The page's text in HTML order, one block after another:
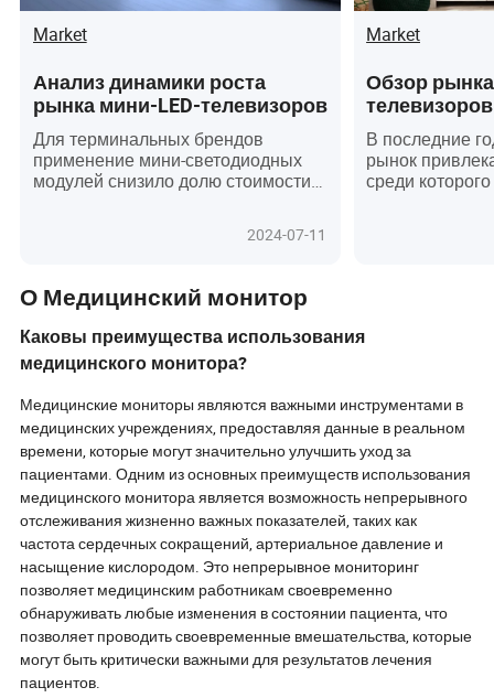
Market
Анализ динамики роста
рынка мини-LED-телевизоров
Для терминальных брендов
применение мини-светодиодных
модулей снизило долю стоимости
светодиодных телевизоров
традиционных ЖК-телевизоров.
Стоимость модулей подсветки все
еще имеет достаточно места для
снижения, и у терминалов есть
сильное желание запускать новые
цепочки стоимость мини-
светодиодных модулей подсветки
намного выше, чем у традиционных
модулей подсветки. Процветание
терминалов может быть полностью
передано всем звеньям
промышленной цепочки. Поэтому
мы считаем, что снижение
стоимости мини-светодиодной
промышленной цепочки и
снижение цен на терминалы могут
сформировать хороший
положительный обратный
механизм, приносящий
2024-07-11
Market
Обзор
телевизоров
В последние
рынок
среди
В этой статье
глубокий
размера Mini
раскрывающий
рынка и
развития.
О Медицинский монитор
Каковы преимущества использования
медицинского монитора?
Медицинские мониторы являются важными инструментами в
медицинских учреждениях, предоставляя данные в реальном
времени, которые могут значительно улучшить уход за
пациентами. Одним из основных преимуществ использования
медицинского монитора является возможность непрерывного
отслеживания жизненно важных показателей, таких как
частота сердечных сокращений, артериальное давление и
насыщение кислородом. Это непрерывное мониторинг
позволяет медицинским работникам своевременно
обнаруживать любые изменения в состоянии пациента, что
позволяет проводить своевременные вмешательства, которые
могут быть критически важными для результатов лечения
пациентов.